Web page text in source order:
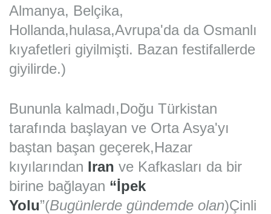
Almanya, Belçika,
Hollanda,hulasa,Avrupa'da da Osmanlı
kıyafetleri giyilmişti. Bazan festifallerde
giyilirde.)
Bununla kalmadı,Doğu Türkistan
tarafında başlayan ve Orta Asya'yı
baştan başan geçerek,Hazar
kıyılarından Iran ve Kafkasları da bir
birine bağlayan “İpek
Yolu”(Bugünlerde gündemde olan)Çinli